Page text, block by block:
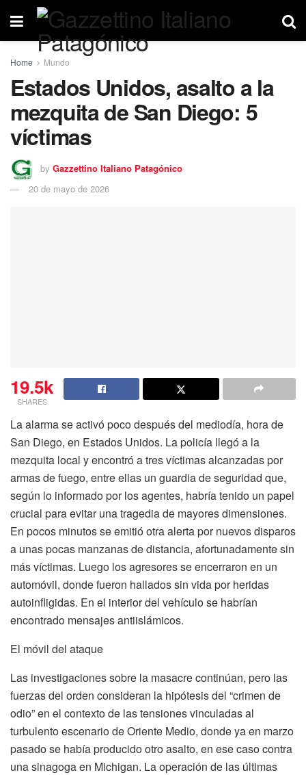
Home Mundo
Estados Unidos, asalto a la
mezquita de San Diego: 5
víctimas
by Gazzettino Italiano Patagónico
20 de mayo de 2026
19.5k
SHARES
La alarma se activó poco después del mediodía, hora de
San Diego, en Estados Unidos. La policía llegó a la
mezquita local y encontró a tres víctimas alcanzadas por
armas de fuego, entre ellas un guardia de seguridad que,
según lo informado por los agentes, habría tenido un papel
crucial para evitar una tragedia de mayores dimensiones.
En pocos minutos se emitió otra alerta por nuevos disparos
a unas pocas manzanas de distancia, afortunadamente sin
más víctimas. Luego los agresores se encerraron en un
automóvil, donde fueron hallados sin vida por heridas
autoinfligidas. En el interior del vehículo se habrían
encontrado mensajes antiislámicos.
El móvil del ataque
Las investigaciones sobre la masacre continúan, pero las
fuerzas del orden consideran la hipótesis del “crimen de
odio” en el contexto de las tensiones vinculadas al
turbulento escenario de Oriente Medio, donde ya en marzo
pasado se había producido otro asalto, en ese caso contra
una sinagoga en Michigan. La operación de las últimas